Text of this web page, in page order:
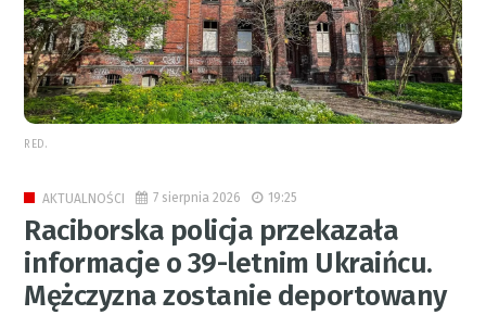
RED.
AKTUALNOŚCI 7 sierpnia 2026 19:25
Raciborska policja przekazała
informacje o 39-letnim Ukraińcu.
Mężczyzna zostanie deportowany